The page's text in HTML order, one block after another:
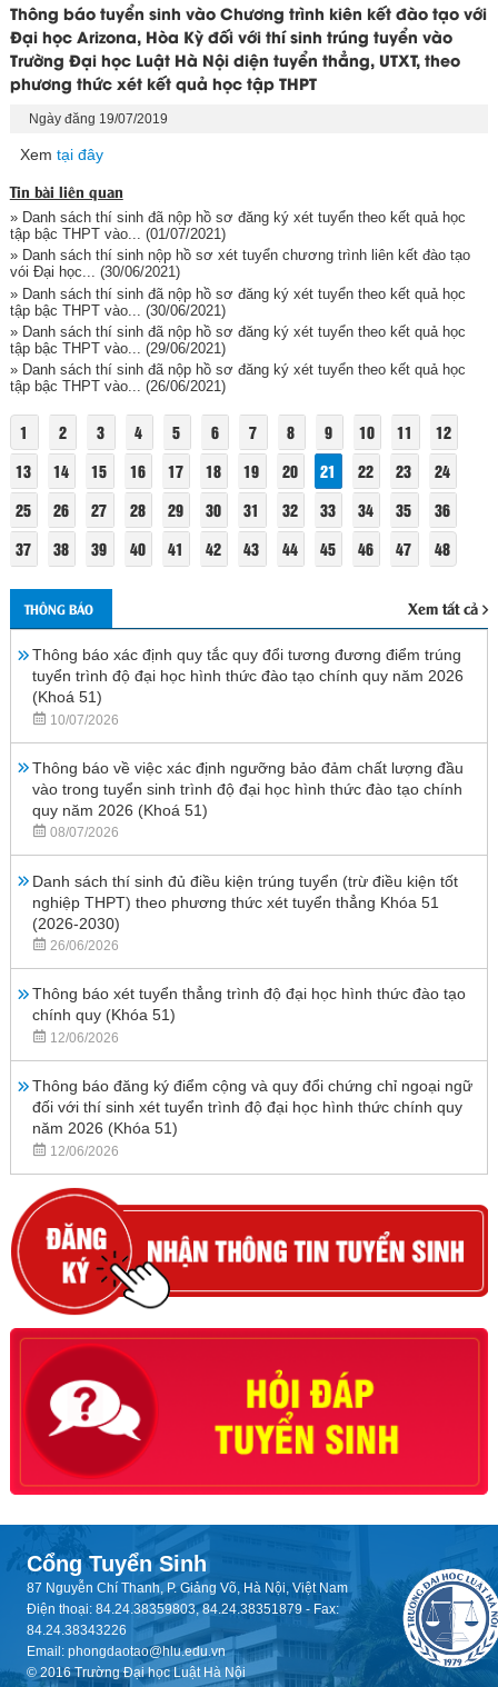
Thông báo tuyển sinh vào Chương trình kiên kết đào tạo với
Đại học Arizona, Hòa Kỳ đối với thí sinh trúng tuyển vào
Trường Đại học Luật Hà Nội diện tuyển thẳng, UTXT, theo
phương thức xét kết quả học tập THPT
Ngày đăng 19/07/2019
Xem tại đây
Tin bài liên quan
» Danh sách thí sinh đã nộp hồ sơ đăng ký xét tuyển theo kết quả học
tập bậc THPT vào...
(01/07/2021)
» Danh sách thí sinh nộp hồ sơ xét tuyển chương trình liên kết đào tạo
vói Đại học... (30/06/2021)
» Danh sách thí sinh đã nộp hồ sơ đăng ký xét tuyển theo kết quả học
tập bậc THPT vào...
(30/06/2021)
» Danh sách thí sinh đã nộp hồ sơ đăng ký xét tuyển theo kết quả học
tập bậc THPT vào... (29/06/2021)
» Danh sách thí sinh đã nộp hồ sơ đăng ký xét tuyển theo kết quả học
tập bậc THPT vào... (26/06/2021)
1 2 3 4 5 6 7 8 9 10 11
12
13
14 15 16 17 18 19 20 21 22 23
24
25
26 27 28 29 30 31 32 33 34 35
36
37
38 39 40 41 42 43 44 45 46 47 48
THÔNG BÁO Xem tất cả
Thông báo xác định quy tắc quy đổi tương đương điểm trúng
tuyển trình độ đại học hình thức đào tạo chính quy năm 2026
(Khoá 51)
10/07/2026
Thông báo về việc xác định ngưỡng bảo đảm chất lượng đầu
vào trong tuyển sinh trình độ đại học hình thức đào tạo chính
quy năm 2026 (Khoá 51)
08/07/2026
Danh sách thí sinh đủ điều kiện trúng tuyển (trừ điều kiện tốt
nghiệp THPT) theo phương thức xét tuyển thẳng Khóa 51
(2026-2030)
26/06/2026
Thông báo xét tuyển thẳng trình độ đại học hình thức đào tạo
chính quy (Khóa 51)
12/06/2026
Thông báo đăng ký điểm cộng và quy đổi chứng chỉ ngoại ngữ
đối với thí sinh xét tuyển trình độ đại học hình thức chính quy
năm 2026 (Khóa 51)
12/06/2026
Cổng Tuyển Sinh
87 Nguyễn Chí Thanh, P. Giảng Võ, Hà Nội, Việt Nam
Điện thoại: 84.24.38359803, 84.24.38351879 - Fax:
84.24.38343226
Email: phongdaotao@hlu.edu.vn
© 2016 Trường Đại học Luật Hà Nội